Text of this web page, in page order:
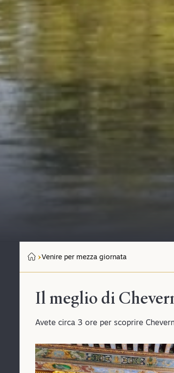
Venire per mezza giornata
Il meglio di
Avete circa 3 ore per scoprire